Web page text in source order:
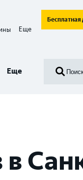
Еще
Бесплатная
Еще